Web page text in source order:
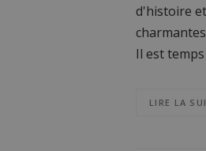
d'histoire
Il est
LIRE LA